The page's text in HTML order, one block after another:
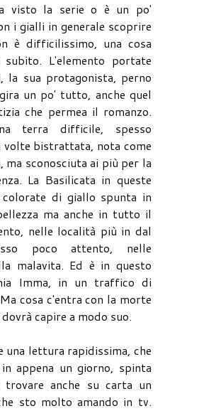
visto la serie o è un po'
i gialli in generale scoprire
è difficilissimo, una cosa
L'elemento portate
la sua protagonista, perno
un po' tutto, anche quel
che permea il romanzo.
terra difficile, spesso
volte bistrattata, nota come
ma sconosciuta ai più per la
La Basilicata in queste
colorate di giallo spunta in
ma anche in tutto il
nelle località più in dal
poco attento, nelle
malavita. Ed è in questo
Imma, in un traffico di
cosa c'entra con la morte
capire a modo suo.
una lettura rapidissima, che
appena un giorno, spinta
anche su carta un
sto molto amando in tv.